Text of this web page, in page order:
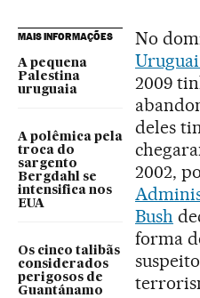
MAIS INFORMAÇÕES
A pequena
Palestina
uruguaia
A polêmica pela
troca do
sargento
Bergdahl se
intensifica nos
EUA
Os cinco talibãs
considerados
perigosos de
Guantánamo
No
2009
deles
2002,
Bush
forma